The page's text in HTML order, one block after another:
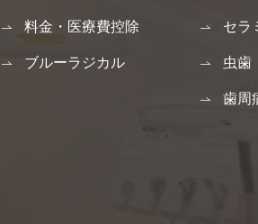
料金・医療費控除
ブルーラジカル
セラ
虫歯
歯周